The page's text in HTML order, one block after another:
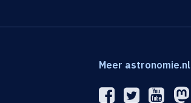
Meer astronomie.nl